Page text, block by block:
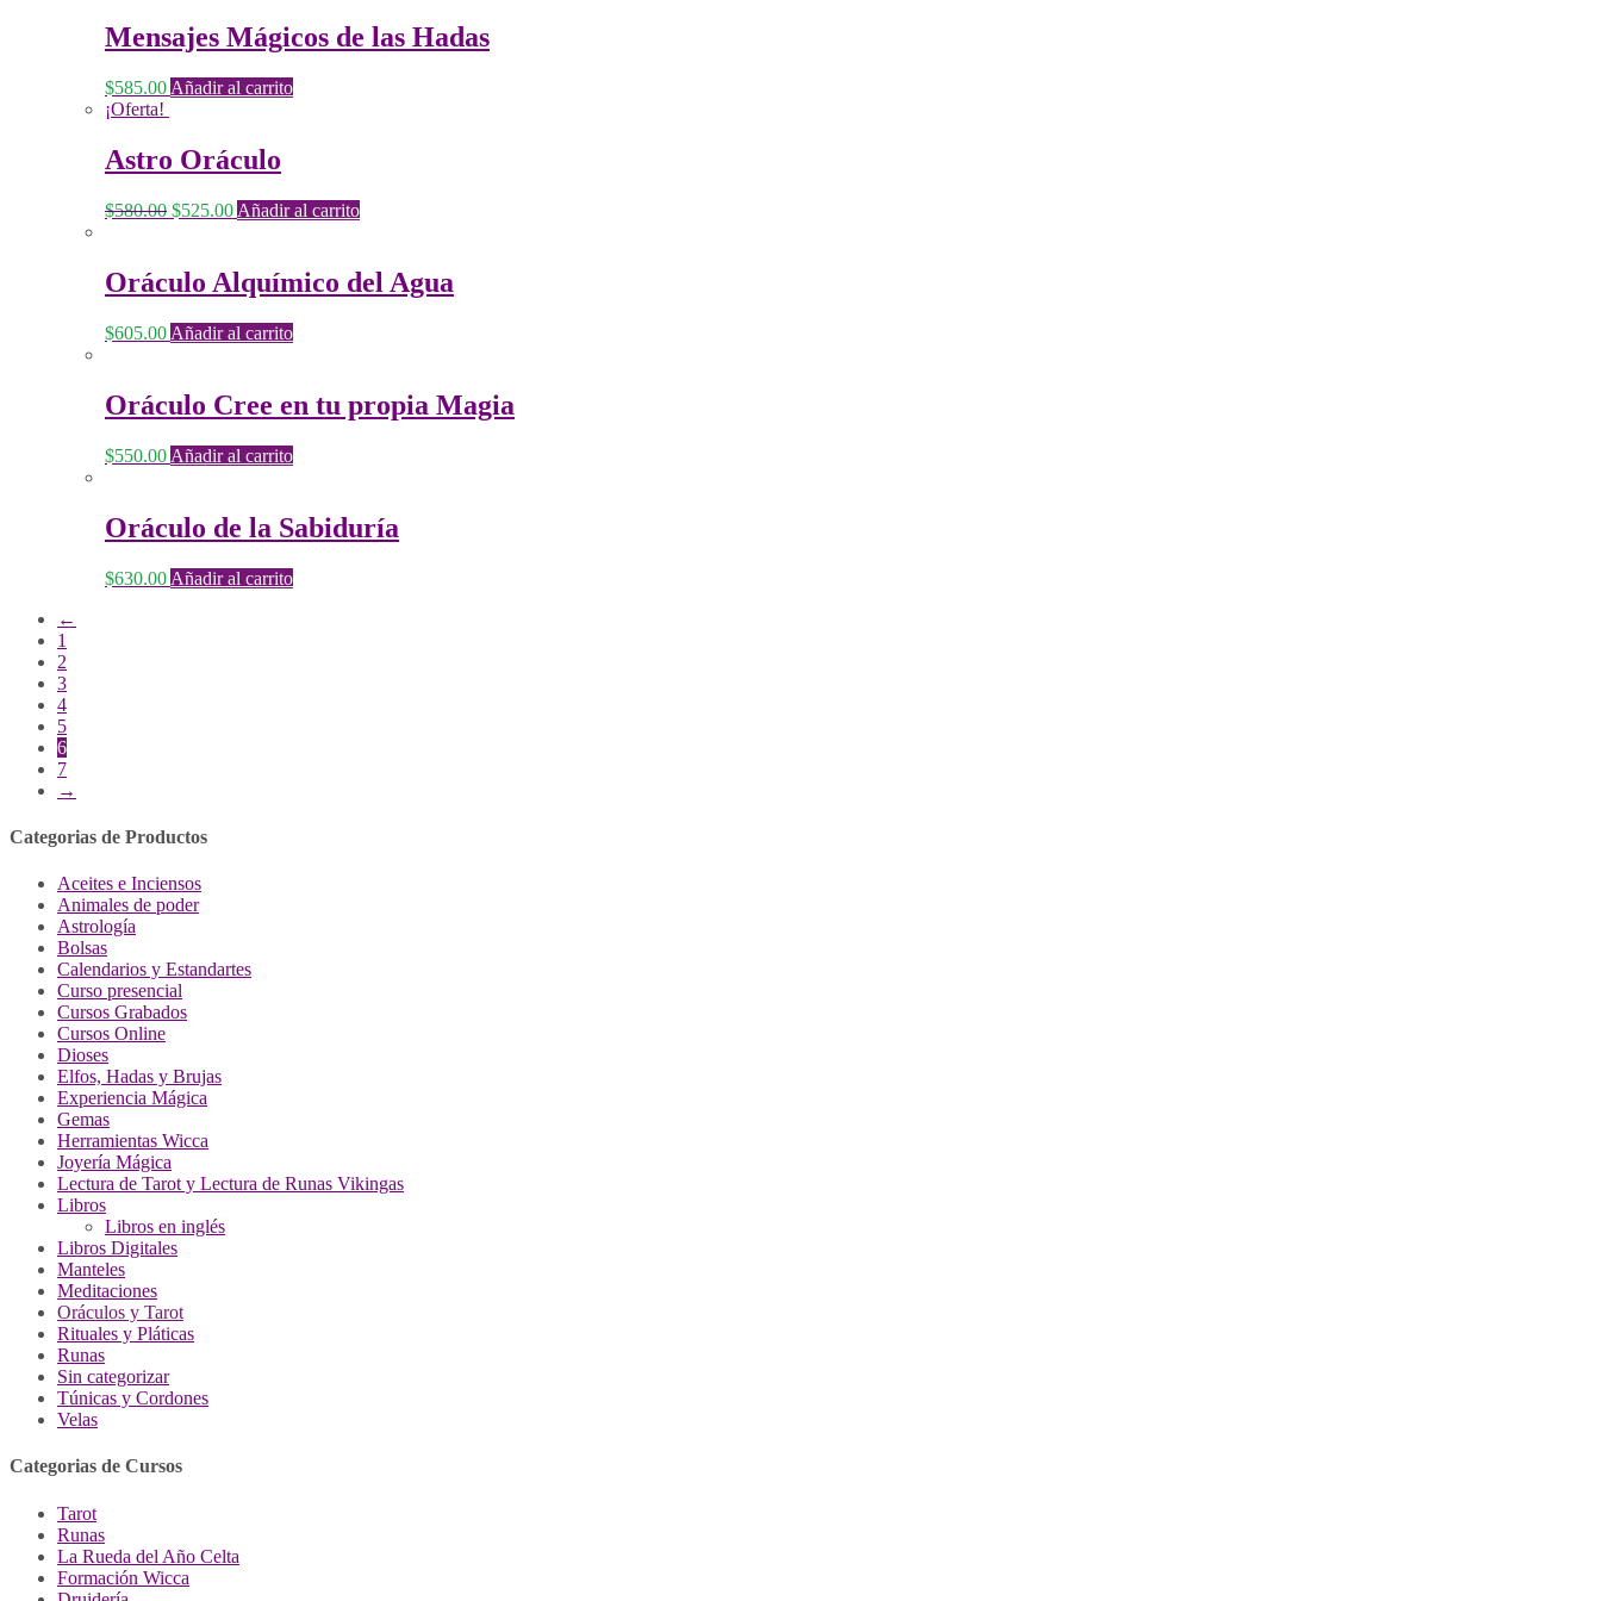
Mensajes Mágicos de las Hadas
$585.00 Añadir al carrito
¡Oferta!
Astro Oráculo
$580.00 $525.00 Añadir al carrito
Oráculo Alquímico del Agua
$605.00 Añadir al carrito
Oráculo Cree en tu propia Magia
$550.00 Añadir al carrito
Oráculo de la Sabiduría
$630.00 Añadir al carrito
←
1
2
3
4
5
6
7
→
Categorias de Productos
Aceites e Inciensos
Animales de poder
Astrología
Bolsas
Calendarios y Estandartes
Curso presencial
Cursos Grabados
Cursos Online
Dioses
Elfos, Hadas y Brujas
Experiencia Mágica
Gemas
Herramientas Wicca
Joyería Mágica
Lectura de Tarot y Lectura de Runas Vikingas
Libros
Libros en inglés
Libros Digitales
Manteles
Meditaciones
Oráculos y Tarot
Rituales y Pláticas
Runas
Sin categorizar
Túnicas y Cordones
Velas
Categorias de Cursos
Tarot
Runas
La Rueda del Año Celta
Formación Wicca